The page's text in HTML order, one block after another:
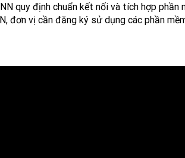
quy định chuẩn kết nối và tích hợp
đơn vị cần đăng ký sử dụng các phần